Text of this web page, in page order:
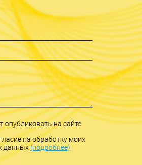
опубликовать на сайте
на обработку моих
данных(подробнее)